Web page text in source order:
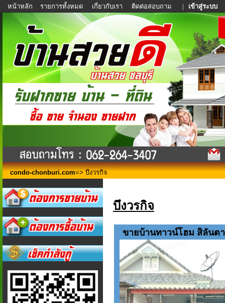
หน้าหลัก รายการทั้งหมด เกี่ยวกับเรา ติดต่อสอบถาม | เข้าสู่ระบบ
condo-chonburi.com=> บึงวรกิจ
บึงวรกิจ
ขายบ้านทาวน์โฮม สิลันตา